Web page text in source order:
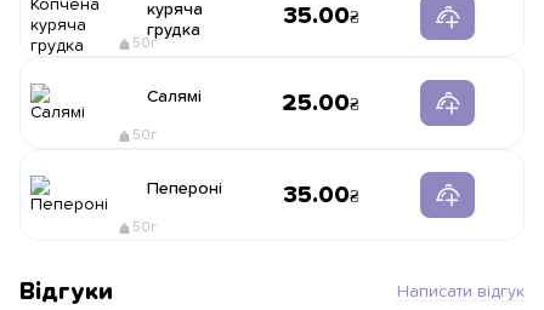
куряча
грудка
50г
35.00
Салямі
50г
25.00
Пепероні
50г
35.00
Відгуки Написати відгук